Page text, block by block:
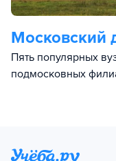
Пять популярных
подмосковных